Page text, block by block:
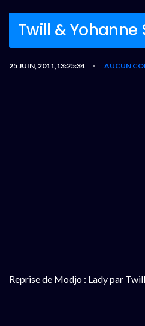
Twill & Yohanne
25 JUIN, 2011,13:25:34 • AUCUN
Reprise de Modjo : Lady par